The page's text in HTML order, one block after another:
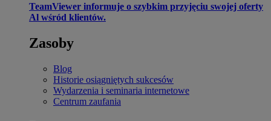
TeamViewer informuje o szybkim przyjęciu swojej oferty
Al wśród klientów.
Zasoby
Blog
Historie osiągniętych sukcesów
Wydarzenia i seminaria internetowe
Centrum zaufania